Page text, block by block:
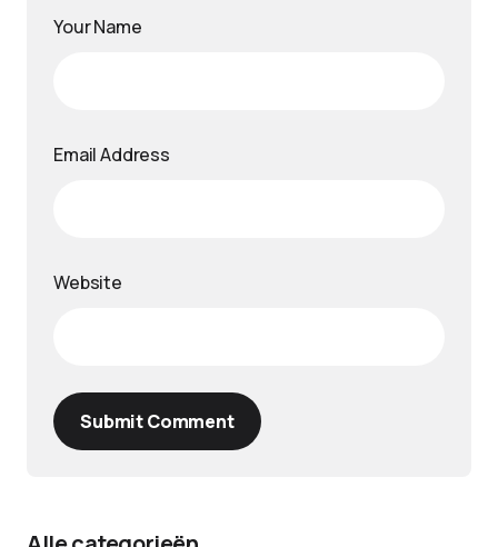
Your Name
Email Address
Website
Submit Comment